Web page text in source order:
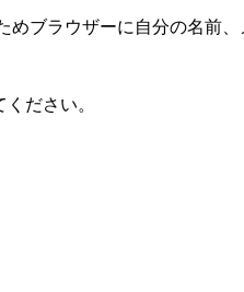
めブラウザーに自分の名前
ださい。